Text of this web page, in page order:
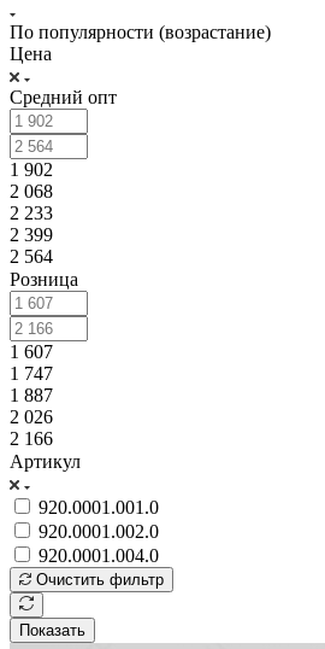
По популярности (возрастание)
Цена
Средний опт
1 902
2 068
2 233
2 399
2 564
Розница
1 607
1 747
1 887
2 026
2 166
Артикул
920.0001.001.0
920.0001.002.0
920.0001.004.0
Очистить фильтр
Показать